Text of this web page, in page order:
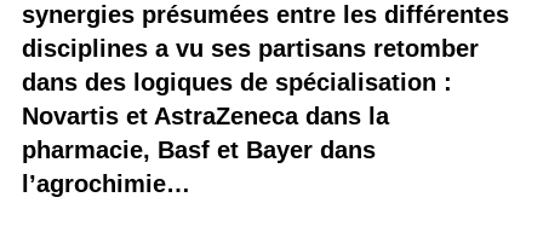
synergies présumées entre les différentes
disciplines a vu ses partisans retomber
dans des logiques de spécialisation :
Novartis et AstraZeneca dans la
pharmacie, Basf et Bayer dans
l’agrochimie…